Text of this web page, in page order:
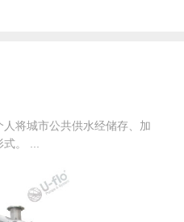
将城市公共供水经储存、加
。 ...